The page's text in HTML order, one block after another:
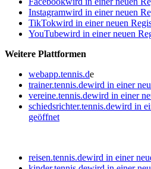
Instagramwird in einer neuen
TikTokwird in einer neuen
YouTubewird in einer neuen
Weitere Plattformen
webapp.tennis.de
trainer.tennis.dewird in einer
vereine.tennis.dewird in einer
schiedsrichter.tennis.dewird in
geöffnet
reisen.tennis.dewird in einer